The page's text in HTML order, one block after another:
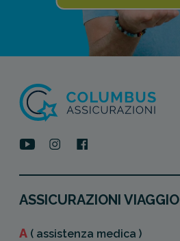
ASSICURAZIONI VIAGGIO
A ( assistenza medica )